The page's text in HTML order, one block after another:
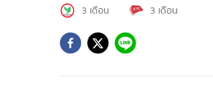
3 เดือน
3 เดือน